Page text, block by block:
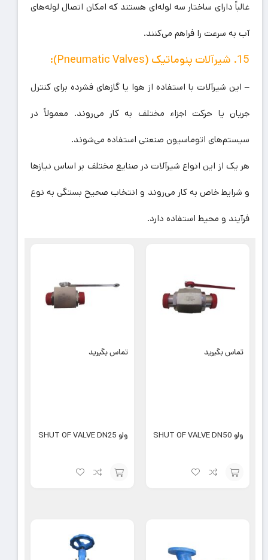
غالباً دارای ساختار سه لوله‌ای هستند که امکان اتصال لوله‌های
آب به سرعت را فراهم می‌کنند.
15. شیرآلات پنوماتیک (Pneumatic Valves):
– این شیرآلات با استفاده از هوا یا گازهای فشرده برای کنترل
جریان یا حرکت اجزاء مختلف به کار می‌روند. معمولاً در
سیستم‌های اتوماسیون صنعتی استفاده می‌شوند.
هر یک از این انواع شیرآلات در صنایع مختلف بر اساس نیازها
و شرایط خاص به کار می‌روند و انتخاب صحیح بستگی به نوع
فرآیند و محیط استفاده دارد.
تماس بگیرید
ولو SHUT OF VALVE DN50
تماس بگیرید
ولو SHUT OF VALVE DN25